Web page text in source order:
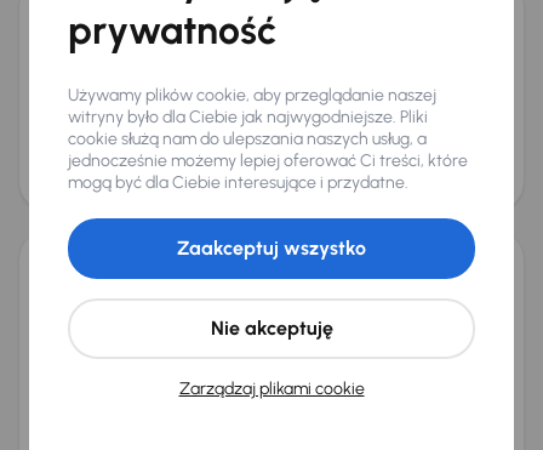
Peugeot 5008
1.6 HDi Klimatronic Tempomat
Parktronic
+1 kolejnych
Miesięczna rata
od 60 zł
Cena
Peugeot 5008
2015 1.6 BlueHDi 88 kW
1.6 BlueHDi
Miesięczna rata Cena promocyjna
prywatność
Używamy plików cookie, aby przeglądanie naszej
witryny było dla Ciebie jak najwygodniejsze. Pliki
cookie służą nam do ulepszania naszych usług, a
jednocześnie możemy lepiej oferować Ci treści, które
mogą być dla Ciebie interesujące i przydatne.
Zarządzaj plikami cookie
Nie akceptuję
Zaakceptuj wszystko